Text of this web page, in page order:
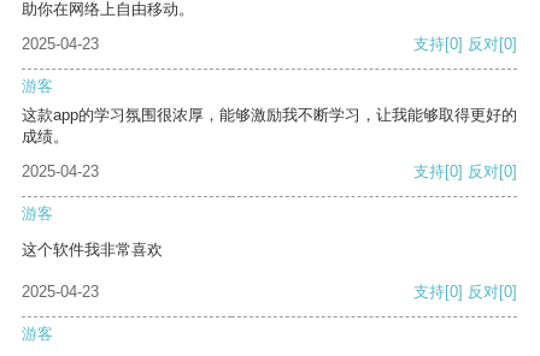
助你在网络上自由移动。
2025-04-23
支持[0] 反对[0]
游客
这款app的学习氛围很浓厚，能够激励我不断学习，让我能够取得更好的
成绩。
2025-04-23
支持[0] 反对[0]
游客
这个软件我非常喜欢
2025-04-23 支持[0] 反对[0]
游客